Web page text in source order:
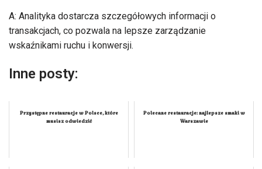
A: Analityka dostarcza szczegółowych informacji o
transakcjach, co pozwala na lepsze zarządzanie
wskaźnikami ruchu i konwersji.
Inne posty:
Przystępne restauracje w Polsce, które
musisz odwiedzić
Polecane restauracje: najlepsze smaki w
Warszawie